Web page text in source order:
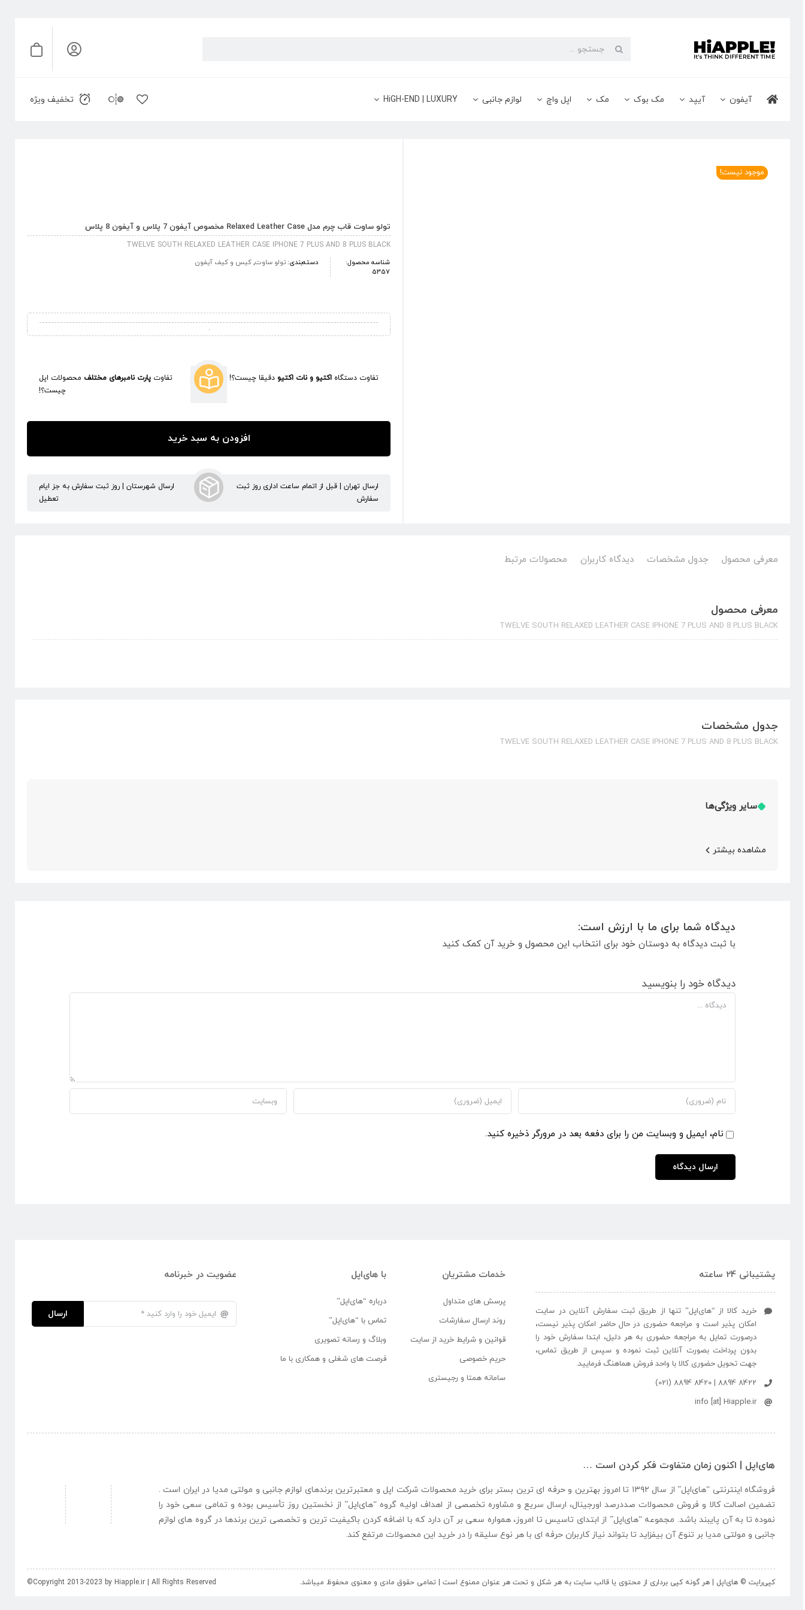
content
جستجو
آیفون آیپد مک بوک مک اپل واچ لوازم جانبی HiGH-END | LUXURY تخفیف ویژه
موجود نیست!
تولو ساوت قاب چرم مدل Relaxed Leather Case مخصوص آیفون 7 پلاس و آیفون 8 پلاس
TWELVE SOUTH RELAXED LEATHER CASE IPHONE 7 PLUS AND 8 PLUS BLACK
شناسه محصول:
5357
دسته‌بندی:تولو ساوت,کیس و کیف آیفون
تفاوت دستگاه اکتیو و نات اکتیو دقیقا چیست؟! تفاوت پارت نامبرهای مختلف محصولات اپل
چیست؟!
افزودن به سبد خرید
ارسال تهران | قبل از اتمام ساعت اداری روز ثبت
سفارش
ارسال شهرستان | روز ثبت سفارش به جز ایام
تعطیل
معرفی محصول جدول مشخصات دیدگاه کاربران محصولات مرتبط
معرفی محصول
TWELVE SOUTH RELAXED LEATHER CASE IPHONE 7 PLUS AND 8 PLUS BLACK
جدول مشخصات
TWELVE SOUTH RELAXED LEATHER CASE IPHONE 7 PLUS AND 8 PLUS BLACK
سایر ویژگی‌ها
مشاهده بیشتر
دیدگاه شما برای ما با ارزش است:
با ثبت دیدگاه به دوستان خود برای انتخاب این محصول و خرید آن کمک کنید
دیدگاه خود را بنویسید
دیدگاه
نام، ایمیل و وبسایت من را برای دفعه بعد در مرورگر ذخیره کنید.
پشتیبانی 24 ساعته
خرید کالا از “های‌اپل” تنها از طریق ثبت سفارش آنلاین در سایت
امکان پذیر است و مراجعه حضوری در حال حاضر امکان پذیر نیست،
درصورت تمایل به مراجعه حضوری به هر دلیل، ابتدا سفارش خود را
بدون پرداخت بصورت آنلاین ثبت نموده و سپس از طریق تماس،
جهت تحویل حضوری کالا با واحد فروش هماهنگ فرمایید.
8422 8894 | 8420 8894 (021)
info [at] Hiapple.ir
خدمات مشتریان
پرسش های متداول
روند ارسال سفارشات
قوانین و شرایط خرید از سایت
حریم خصوصی
سامانه همتا و رجیستری
با های‌اپل
درباره “های‌اپل”
تماس با “های‌اپل”
وبلاگ و رسانه تصویری
فرصت های شغلی و همکاری با ما
عضویت در خبرنامه
ارسال
های‌اپل | اکنون زمان متفاوت فکر کردن است …
فروشگاه اینترنتی “های‌اپل
” از سال ۱۳۹۲ تا امروز بهترین و حرفه ای ترین بستر برای خرید محصولات شرکت اپل و معتبرترین برندهای لوازم جانبی و مولتی مدیا در ایران است .
تضمین اصالت کالا و فروش محصولات صددرصد اورجینال، ارسال سریع و مشاوره تخصصی از اهداف اولیه گروه “های‌اپل” از نخستین روز تأسیس بوده و تمامی سعی خود را
نموده تا به آن پایبند باشد. مجموعه “های‌اپل” از ابتدای تاسیس تا امروز، همواره سعی بر آن دارد که با اضافه کردن باکیفیت ترین و تخصصی ترین برندها در گروه های لوازم
جانبی و مولتی مدیا بر تنوع آن بیفزاید تا بتواند نیاز کاربران حرفه ای با هر نوع سلیقه را در خرید این محصولات مرتفع کند.
کپی‌رایت © های‌اپل | هر گونه کپی برداری از محتوی یا قالب سایت به هر شکل و تحت هر عنوان ممنوع است | تمامی حقوق مادی و معنوی محفوظ میباشد. ©Copyright 2013-2023 by Hiapple.ir | All Rights Reserved